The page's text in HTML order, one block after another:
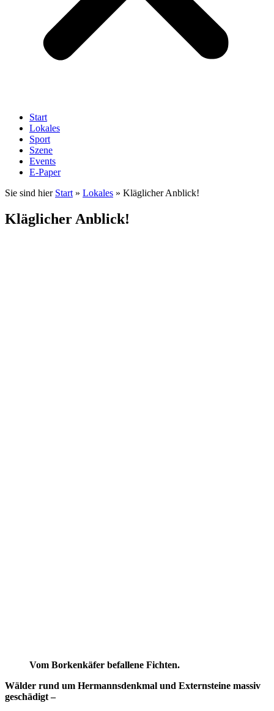
Start
Lokales
Sport
Szene
Events
E-Paper
Sie sind hier Start » Lokales » Kläglicher Anblick!
Kläglicher Anblick!
Vom Borkenkäfer befallene Fichten.
Wälder rund um Hermannsdenkmal und Externsteine massiv
geschädigt –